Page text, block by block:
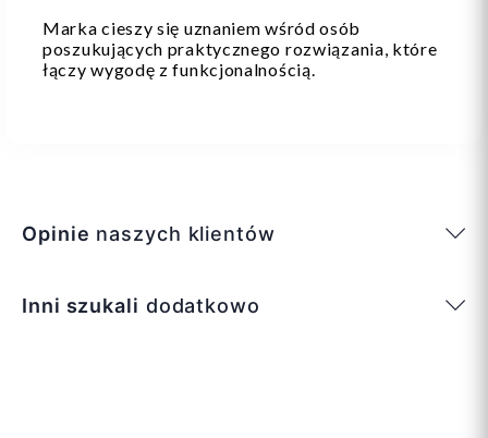
Marka cieszy się uznaniem wśród osób
poszukujących praktycznego rozwiązania, które
łączy wygodę z funkcjonalnością.
Opinie naszych klientów
Inni szukali dodatkowo